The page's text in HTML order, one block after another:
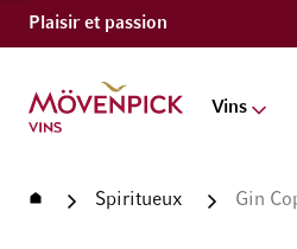
Plaisir et passion
Aller à la page d'accueil
Vins
Accueil Spiritueux Gin